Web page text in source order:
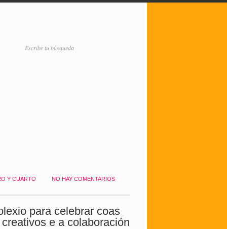
Y CUARTO NO HAY COMENTARIOS
para celebrar coas
e a colaboración